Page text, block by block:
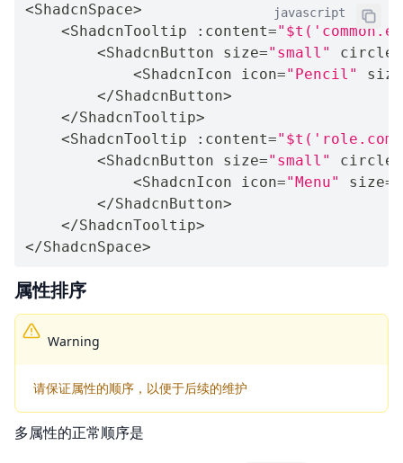
javascript
<ShadcnSpace>
<ShadcnTooltip : content=
<ShadcnButton size="small"
circle
<ShadcnIcon icon="Pencil"
size
</ShadcnButton>
</ShadcnTooltip>
<ShadcnTooltip : content=
<ShadcnButton size="small"
circle
<ShadcnIcon icon="Menu" size=
</ShadcnButton>
</ShadcnTooltip>
</ShadcnSpace>
属性排序
Warning
请保证属性的顺序，以便于后续的维护
多属性的正常顺序是